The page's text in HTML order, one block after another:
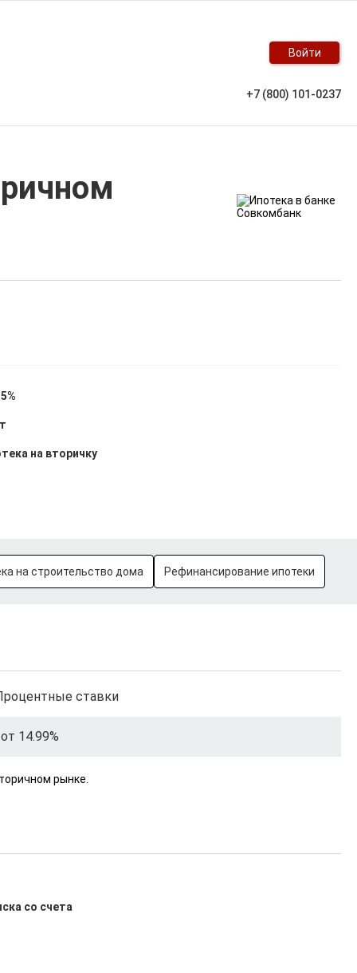
Войти
+7 (800) 101-0237
на вторичку
на строительство дома Рефинансирование ипотеки
ставки
от 14.99%
рынке.
со счета